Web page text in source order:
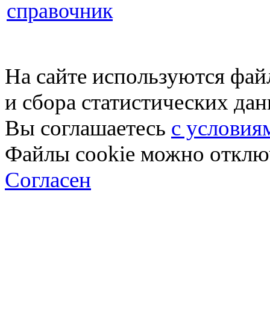
справочник
На сайте используются
и сбора статистических
Вы соглашаетесь с
Файлы cookie можно
Согласен